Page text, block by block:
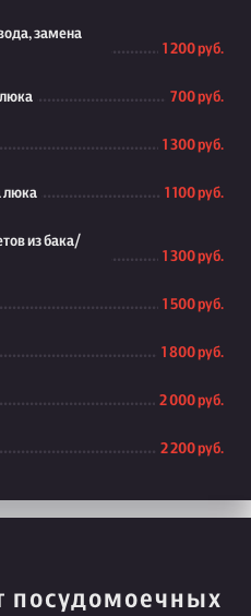
замена
1 200 руб.
700 руб.
1 300 руб.
люка 1 100 руб.
из бака/
1 300 руб.
1 500 руб.
1 800 руб.
2 000 руб.
2 200 руб.
посудомоечных